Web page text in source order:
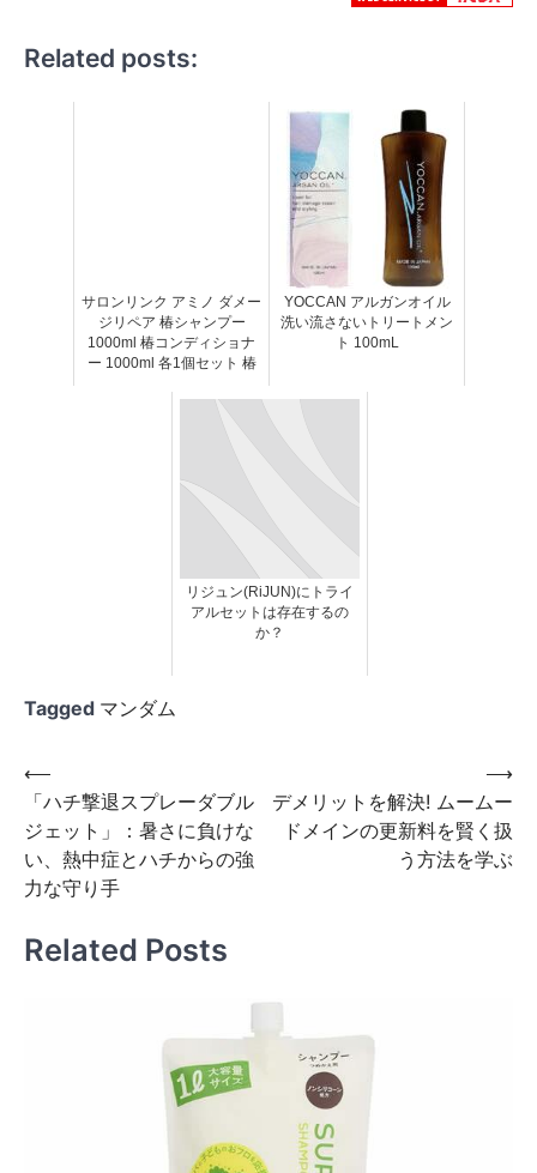
Related posts:
サロンリンク アミノ ダメー
ジリペア 椿シャンプー
1000ml 椿コンディショナ
ー 1000ml 各1個セット 椿
YOCCAN アルガンオイル
洗い流さないトリートメン
ト 100mL
リジュン(RiJUN)にトライ
アルセットは存在するの
か？
Tagged マンダム
投
稿
ナ
ビ
ー
⟵
「ハチ撃退スプレーダブル
ジェット」：暑さに負けな
い、熱中症とハチからの強
力な守り手
デメリットを解決! ムームー
ドメインの更新料を賢く扱
う方法を学ぶ
⟶
Related Posts